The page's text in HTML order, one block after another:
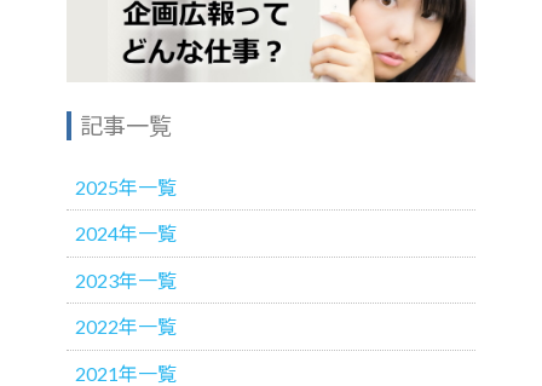
記事一覧
2025年一覧
2024年一覧
2023年一覧
2022年一覧
2021年一覧